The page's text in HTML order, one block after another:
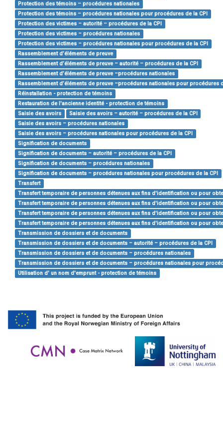
Protection des témoins – procédures nationales
Protection des témoins – procédures nationales pour procédures de la CPI
Protection des victimes – autorité – procédures de la CPI
Protection des victimes – procédures nationales
Protection des victimes – procédures nationales pour procédures de la CPI
Rassemblement d’éléments de preuve
Rassemblement d’éléments de preuve – autorité – procédures de la CPI
Rassemblement d’éléments de preuve –procédures nationales
Rassemblement d’éléments de preuve –procédures nationales pour procédures
Réinstallation - protection de témoins
Restauration de l'ancienne identité - protection de témoins
Saisie des avoirs
Saisie des avoirs – autorité – procédures de la CPI
Saisie des avoirs – procédures nationales
Saisie des avoirs – procédures nationales pour procédures de la CPI
Signification de documents
Signification de documents – autorité – procédures de la CPI
Signification de documents – procédures nationales
Signification de documents – procédures nationales pour procédures de la CPI
Transfert
Transfert temporaire de personnes détenues aux fins d'identification ou pour
Transfert temporaire de personnes détenues aux fins d'identification ou pour
Transfert temporaire de personnes détenues aux fins d'identification ou pour
Transfert temporaire de personnes détenues aux fins d'identification ou pour
Transmission de dossiers et de documents
Transmission de dossiers et de documents – autorité – procédures de la CPI
Transmission de dossiers et de documents – procédures nationales
Transmission de dossiers et de documents – procédures nationales pour
Utilisation d' un nom d'emprunt - protection de témoins